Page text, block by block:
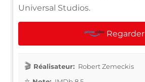
Universal Studios.
Regarder
Réalisateur: Robert Zemeckis